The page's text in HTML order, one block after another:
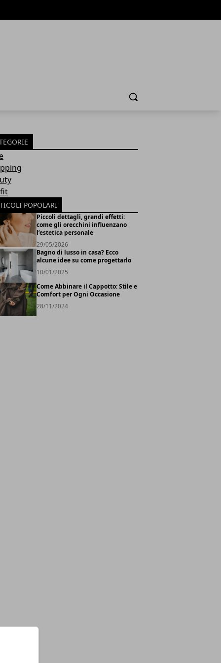
Cerca
POPOLARI
Piccoli dettagli, grandi effetti:
come gli orecchini influenzano
l’estetica personale
29/05/2026
Bagno di lusso in casa? Ecco
alcune idee su come progettarlo
10/01/2025
Come Abbinare il Cappotto: Stile e
Comfort per Ogni Occasione
28/11/2024